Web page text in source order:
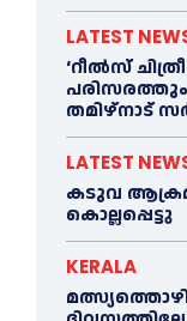
LATEST
‘റീല്‍സ്
തമിഴ്നാട്
LATEST
കടുവ
കൊല്ലപ്പെട്ടു
KERALA